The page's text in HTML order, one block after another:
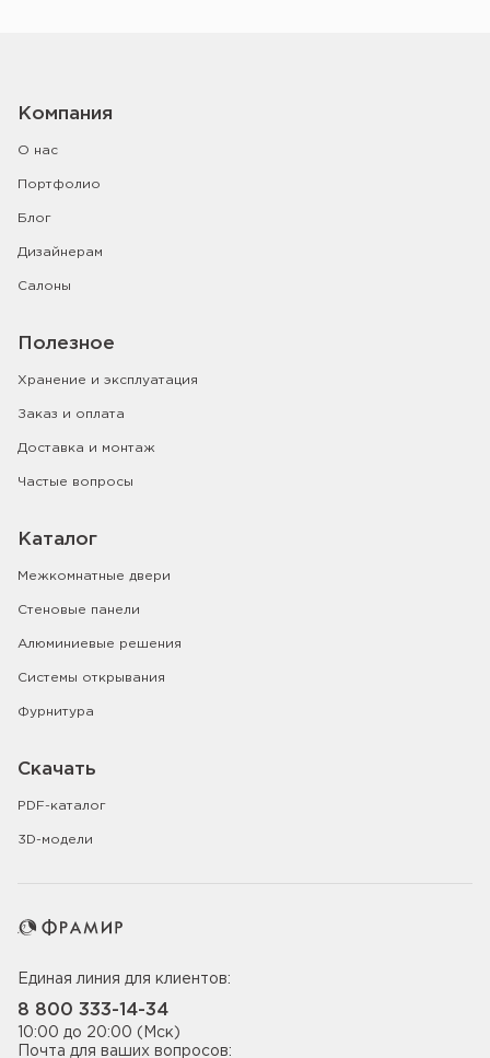
Компания
О нас
Портфолио
Блог
Дизайнерам
Салоны
Полезное
Хранение и эксплуатация
Заказ и оплата
Доставка и монтаж
Частые вопросы
Каталог
Межкомнатные двери
Стеновые панели
Алюминиевые решения
Системы открывания
Фурнитура
Скачать
PDF-каталог
3D-модели
Единая линия для клиентов:
8 800 333-14-34
10:00 до 20:00 (Мск)
Почта для ваших вопросов: